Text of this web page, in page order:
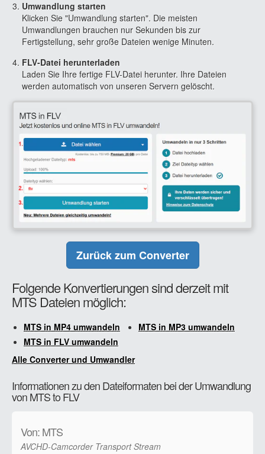
Umwandlung starten
Klicken Sie "Umwandlung starten". Die meisten
Umwandlungen brauchen nur Sekunden bis zur
Fertigstellung, sehr große Dateien wenige Minuten.
FLV-Datei herunterladen
Laden Sie Ihre fertige FLV-Datei herunter. Ihre Dateien
werden automatisch von unseren Servern gelöscht.
Zurück zum Converter
Folgende Konvertierungen sind derzeit mit
MTS Dateien möglich:
MTS in MP4 umwandeln
MTS in MP3 umwandeln
MTS in FLV umwandeln
Alle Converter und Umwandler
Informationen zu den Dateiformaten bei der Umwandlung
von MTS to FLV
Von: MTS
AVCHD-Camcorder Transport Stream